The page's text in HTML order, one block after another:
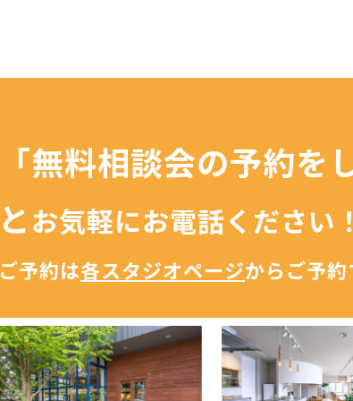
「無料相談会の予約を
とお気軽にお電話ください！
ご予約は各スタジオページからご予約